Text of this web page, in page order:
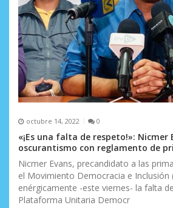
octubre 14, 2022 0
«¡Es una falta de respeto!»: Nicmer
oscurantismo con reglamento de
Nicmer Evans, precandidato a las
el Movimiento Democracia e Inclusión
enérgicamente -este viernes- la falta
Plataforma Unitaria Democr